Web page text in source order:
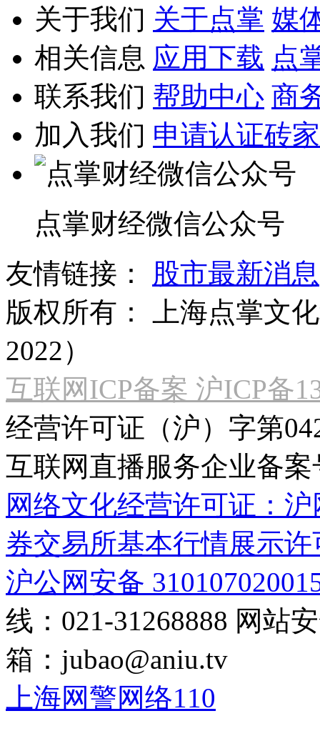
关于我们 关于点掌 媒
相关信息 应用下载 点
联系我们 帮助中心 商
加入我们 申请认证砖家
点掌财经微信公众号
友情链接：
股市最新消息
版权所有：
上海点掌文
2022）
互联网ICP备案 沪ICP备
经营许可证（沪）字第
互联网直播服务企业备案
网络文化经营许可证：
券交易所基本行情展示许
沪公网安备
线：021-31268888 网站
箱： jubao@aniu.tv
上海网警网络110